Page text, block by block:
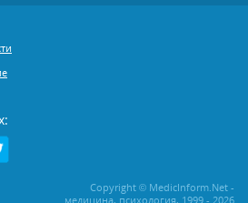
Copyright © MedicInform.Net -
медицина, психология, 1999 - 2026